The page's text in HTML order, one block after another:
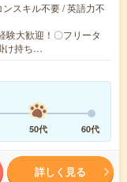
スキル不要 / 英語力不
験大歓迎！〇フリータ
け持ち…
50代 60代
詳しく見る